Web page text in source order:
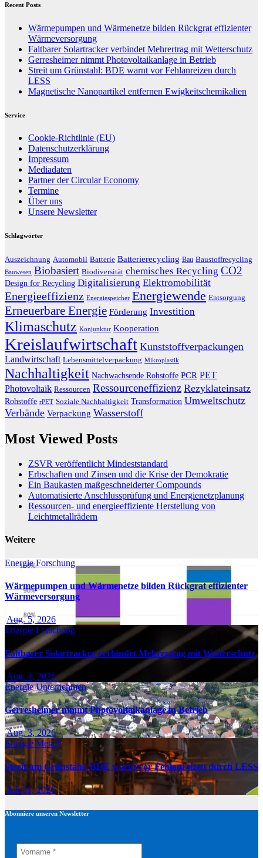
Recent Posts
Wärmepumpen und Wärmenetze bilden Rückgrat effizienter
Wärmeversorgung
Faltbarer Solartracker verbindet Mehrertrag mit Wetterschutz
Gerresheimer nimmt Photovoltaikanlage in Betrieb
Streit um Grünstahl: BDE warnt vor Fehlanreizen durch
LESS
Magnetische Nanopartikel entfernen Ewigkeitschemikalien
Service
Cookie-Richtlinie (EU)
Datenschutzerklärung
Impressum
Mediadaten
Partner der Circular Economy
Termine
Über uns
Unsere Newsletter
Schlagwörter
Auszeichnung Automobil Batterie Batterierecycling Bau Baustoffrecycling
Bauwesen Biobasiert Biodiversität chemisches Recycling CO2
Design for Recycling Digitalisierung Elektromobilität
Energieeffizienz Energiespeicher Energiewende Entsorgung
Erneuerbare Energie Förderung Investition
Klimaschutz Konjunktur Kooperation
Kreislaufwirtschaft Kunststoffverpackungen
Landwirtschaft Lebensmittelverpackung Mikroplastik
Nachhaltigkeit Nachwachsende Rohstoffe PCR PET
Photovoltaik Ressourcen Ressourceneffizienz Rezyklateinsatz
Rohstoffe rPET Soziale Nachhaltigkeit Transformation Umweltschutz
Verbände Verpackung Wasserstoff
Most Viewed Posts
ZSVR veröffentlicht Mindeststandard
Erbschaften und Zinsen und die Krise der Demokratie
Ein Baukasten maßgeschneiderter Compounds
Automatisierte Anschlussprüfung und Energienetzplanung
Ressourcen- und energieeffiziente Herstellung von
Leichtmetallrädern
Weitere
EnergieForschung
Wärmepumpen und Wärmenetze bilden Rückgrat effizienter
Wärmeversorgung
Aug. 5, 2026
Energie Forschung
Faltbarer Solartracker verbindet Mehrertrag mit Wetterschutz
Aug. 4, 2026
EnergieUnternehmen
Gerresheimer nimmt Photovoltaikanlage in Betrieb
Aug. 3, 2026
Energie Metall
Streit um Grünstahl: BDE warnt vor Fehlanreizen durch LESS
Juli 31, 2026
Abonniere unseren Newsletter